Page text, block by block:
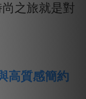
之旅就是對
高質感簡約